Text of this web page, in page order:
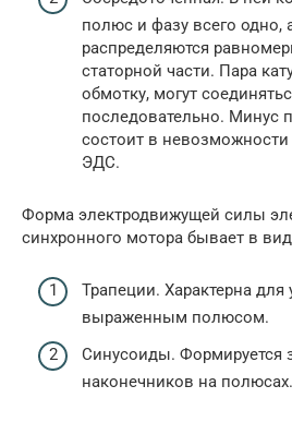
полюс и фазу всего одно,
распределяются
статорной части. Пара
обмотку, могут
последовательно. Минус
состоит в
ЭДС.
Форма электродвижущей силы
синхронного мотора бывает в
Трапеции. Характерна для
выраженным полюсом.
Синусоиды. Формируется
наконечников на полюсах.